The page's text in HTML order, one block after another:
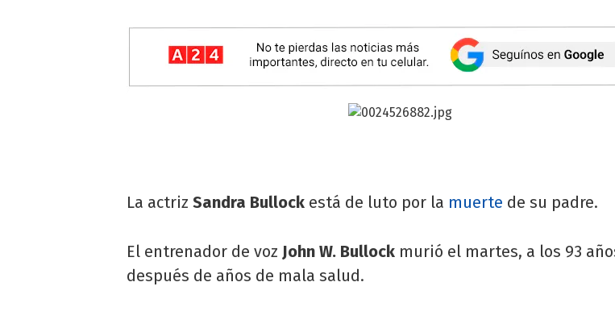
La actriz Sandra Bullock está de luto por la muerte de su padre.
El entrenador de voz John W. Bullock murió el martes, a los 93
después de años de mala salud.